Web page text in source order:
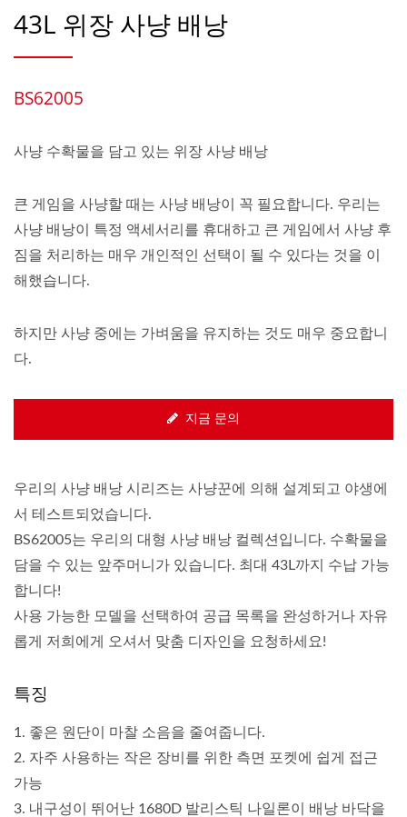
43L 위장 사냥 배낭
BS62005
사냥 수확물을 담고 있는 위장 사냥 배낭
큰 게임을 사냥할 때는 사냥 배낭이 꼭 필요합니다. 우리는
사냥 배낭이 특정 액세서리를 휴대하고 큰 게임에서 사냥 후
짐을 처리하는 매우 개인적인 선택이 될 수 있다는 것을 이
해했습니다.
하지만 사냥 중에는 가벼움을 유지하는 것도 매우 중요합니
다.
지금 문의
우리의 사냥 배낭 시리즈는 사냥꾼에 의해 설계되고 야생에
서 테스트되었습니다.
BS62005는 우리의 대형 사냥 배낭 컬렉션입니다. 수확물을
담을 수 있는 앞주머니가 있습니다. 최대 43L까지 수납 가능
합니다!
사용 가능한 모델을 선택하여 공급 목록을 완성하거나 자유
롭게 저희에게 오셔서 맞춤 디자인을 요청하세요!
특징
1. 좋은 원단이 마찰 소음을 줄여줍니다.
2. 자주 사용하는 작은 장비를 위한 측면 포켓에 쉽게 접근
가능
3. 내구성이 뛰어난 1680D 발리스틱 나일론이 배낭 바닥을